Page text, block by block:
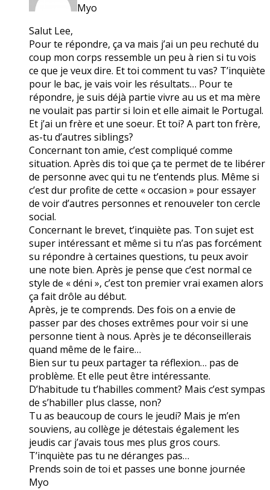
Myo
Salut Lee,
Pour te répondre, ça va mais j’ai un peu rechuté du
coup mon corps ressemble un peu à rien si tu vois
ce que je veux dire. Et toi comment tu vas? T’inquiète
pour le bac, je vais voir les résultats… Pour te
répondre, je suis déjà partie vivre au us et ma mère
ne voulait pas partir si loin et elle aimait le Portugal.
Et j’ai un frère et une soeur. Et toi? A part ton frère,
as-tu d’autres siblings?
Concernant ton amie, c’est compliqué comme
situation. Après dis toi que ça te permet de te libérer
de personne avec qui tu ne t’entends plus. Même si
c’est dur profite de cette « occasion » pour essayer
de voir d’autres personnes et renouveler ton cercle
social.
Concernant le brevet, t’inquiète pas. Ton sujet est
super intéressant et même si tu n’as pas forcément
su répondre à certaines questions, tu peux avoir
une note bien. Après je pense que c’est normal ce
style de « déni », c’est ton premier vrai examen alors
ça fait drôle au début.
Après, je te comprends. Des fois on a envie de
passer par des choses extrêmes pour voir si une
personne tient à nous. Après je te déconseillerais
quand même de le faire…
Bien sur tu peux partager ta réflexion… pas de
problème. Et elle peut être intéressante.
D’habitude tu t’habilles comment? Mais c’est sympas
de s’habiller plus classe, non?
Tu as beaucoup de cours le jeudi? Mais je m’en
souviens, au collège je détestais également les
jeudis car j’avais tous mes plus gros cours.
T’inquiète pas tu ne déranges pas…
Prends soin de toi et passes une bonne journée
Myo